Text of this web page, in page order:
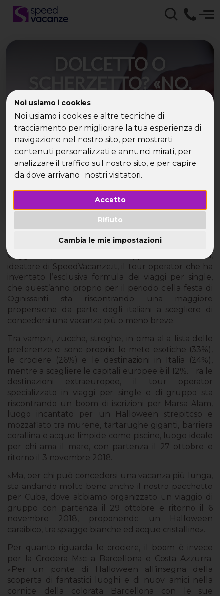
Noi usiamo i cookies
Noi usiamo i cookies e altre tecniche di
tracciamento per migliorare la tua esperienza di
navigazione nel nostro sito, per mostrarti
contenuti personalizzati e annunci mirati, per
analizzare il traffico sul nostro sito, e per capire
da dove arrivano i nostri visitatori.
Accetto
Rifiuto
Cambia le mie impostazioni
DOLCETTO O
SCHERZETTO? «NO,
PER HALLOWEEN GLI
ITALIANI
PREFERISCONO UNA
VACANZA»
«Halloween è l’occasione migliore per concedersi un
viaggio» puntualizza Giuseppe Gambardella,
ideatore di SpeedVacanze.it, il tour operator che ha
inventato l’esclusiva formula dei viaggi per single,
che quest’anno proprio per il periodo della festa di
Ognissanti sta riscontrando una maggiore
propensione da parte degli italiani a scegliere di
concedersi una vacanza più o meno breve.
Tra vampiri, zucche, streghe, in cima alla lista delle
preferenze ci sono proprio le mete esotiche (33%),
le crociere (26%) e le destinazioni in Italia (24%),
mentre a scegliere le capitali europee è il 12%. Tra le
destinazioni extraeuropee, il tour operator
specializzato in viaggi per single e di gruppo sta
riscontrando un boom di iscrizioni per Marsa Alam,
luogo incantato per un Halloween strepitoso e
mozzafiato tra murene, tartarughe giganti, barriera
corallina e acque limpide come piscine, luogo ideale
per chi ama il mare, con partenza il 27 ottobre e
ritorno il 3 novembre 2018.
«Ma, per chi può concedersi una vacanza più lunga,
sta andando molto bene anche il nostro pacchetto
per Cuba, dove abbiamo organizzato un viaggio di
gruppo con partenza il 29 ottobre e ritorno il 6
novembre 2018, proponendo un Halloween
caraibico, tra spiagge bianche ed acque cristalline».
Per quanto riguarda le crociere, il boom è invece
per la Crociera Msc a Barcellona e Costa Azzurra.
«Per un ponte di Halloween all’insegna della
scoperta di fantastici luoghi e di nuovi amici nella
cornice della colorata Barcellona con le sue